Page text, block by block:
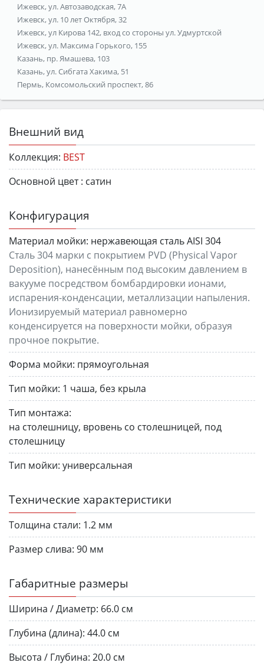
Ижевск, ул. Автозаводская, 7А
Ижевск, ул. 10 лет Октября, 32
Ижевск, ул Кирова 142, вход со стороны ул. Удмуртской
Ижевск, ул. Максима Горького, 155
Казань, пр. Ямашева, 103
Казань, ул. Сибгата Хакима, 51
Пермь, Комсомольский проспект, 86
Внешний вид
Коллекция: BEST
Основной цвет : сатин
Конфигурация
Материал мойки: нержавеющая сталь AISI 304
Сталь 304 марки с покрытием PVD (Physical Vapor
Deposition), нанесённым под высоким давлением в
вакууме посредством бомбардировки ионами,
испарения-конденсации, металлизации напыления.
Ионизируемый материал равномерно
конденсируется на поверхности мойки, образуя
прочное покрытие.
Форма мойки: прямоугольная
Тип мойки: 1 чаша, без крыла
Тип монтажа:
на столешницу, вровень со столешницей, под
столешницу
Тип мойки: универсальная
Технические характеристики
Толщина стали: 1.2 мм
Размер слива: 90 мм
Габаритные размеры
Ширина / Диаметр: 66.0 см
Глубина (длина): 44.0 см
Высота / Глубина: 20.0 см